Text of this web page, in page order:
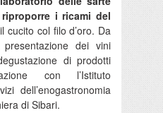
i ricami del
cucito col filo d’oro. Da
dei vini
di prodotti
con l’Istituto
dell’enogastronomia
di Sibari.